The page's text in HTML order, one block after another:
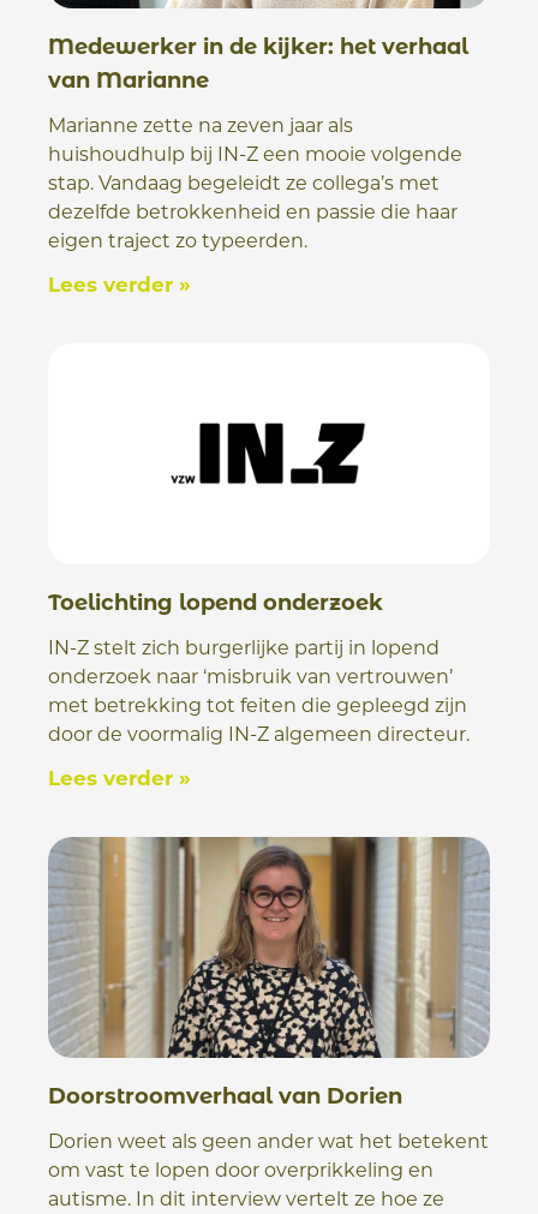
Medewerker in de kijker: het verhaal
van Marianne
Marianne zette na zeven jaar als
huishoudhulp bij IN-Z een mooie volgende
stap. Vandaag begeleidt ze collega’s met
dezelfde betrokkenheid en passie die haar
eigen traject zo typeerden.
Lees verder »
Toelichting lopend onderzoek
IN-Z stelt zich burgerlijke partij in lopend
onderzoek naar ‘misbruik van vertrouwen’
met betrekking tot feiten die gepleegd zijn
door de voormalig IN-Z algemeen directeur.
Lees verder »
Doorstroomverhaal van Dorien
Dorien weet als geen ander wat het betekent
om vast te lopen door overprikkeling en
autisme. In dit interview vertelt ze hoe ze